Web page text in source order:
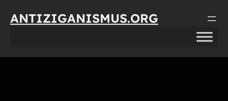
zumANTIZIGANISMUS.ORG